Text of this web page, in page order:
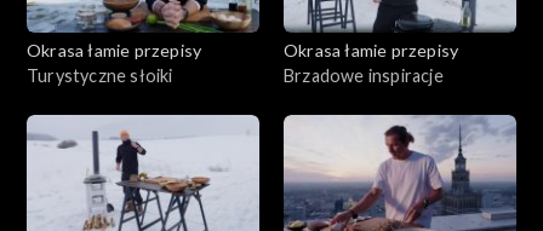
Okrasa łamie przepisy
Turystyczne słoiki
Okrasa łamie przepisy
Brzadowe inspiracje